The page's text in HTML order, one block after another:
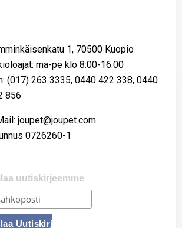
1, 70500 Kuopio
ma-pe klo 8:00-16:00
(017) 263 3335, 0440 422 338, 0440
856
joupet@joupet.com
0726260-1
uutiskirjeemme